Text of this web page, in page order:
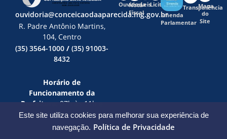
Este site utiliza cookies para melhorar sua experiência de
navegação. Política de Privacidade
ouvidoria@conceicaodaaparecida.mg.gov.br
R. Padre Antônio Martins,
104, Centro
(35) 3564-1000 / (35) 91003-
8432
Horário de
Funcionamento da
Prefeitura:07h às 11h e
das 12h30 às 16h
Ouvidoria
Nota
Fiscal
LeisLicitações
Emenda
Parlamentar
Transparência
Mapa
do
Site